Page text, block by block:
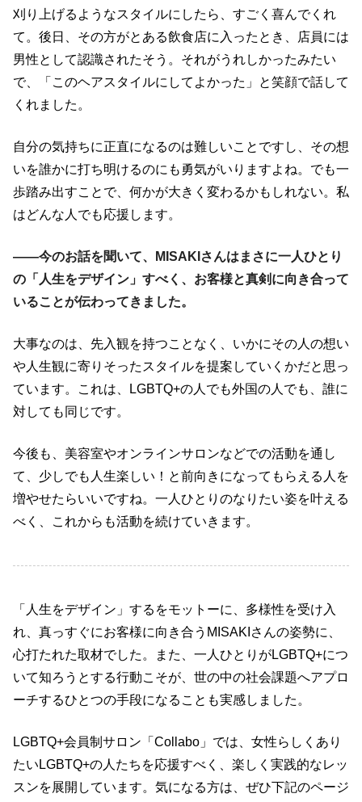
刈り上げるようなスタイルにしたら、すごく喜んでくれ
て。後日、その方がとある飲食店に入ったとき、店員には
男性として認識されたそう。それがうれしかったみたい
で、「このヘアスタイルにしてよかった」と笑顔で話して
くれました。
自分の気持ちに正直になるのは難しいことですし、その想
いを誰かに打ち明けるのにも勇気がいりますよね。でも一
歩踏み出すことで、何かが大きく変わるかもしれない。私
はどんな人でも応援します。
――今のお話を聞いて、MISAKIさんはまさに一人ひとり
の「人生をデザイン」すべく、お客様と真剣に向き合って
いることが伝わってきました。
大事なのは、先入観を持つことなく、いかにその人の想い
や人生観に寄りそったスタイルを提案していくかだと思っ
ています。これは、LGBTQ+の人でも外国の人でも、誰に
対しても同じです。
今後も、美容室やオンラインサロンなどでの活動を通し
て、少しでも人生楽しい！と前向きになってもらえる人を
増やせたらいいですね。一人ひとりのなりたい姿を叶える
べく、これからも活動を続けていきます。
「人生をデザイン」するをモットーに、多様性を受け入
れ、真っすぐにお客様に向き合うMISAKIさんの姿勢に、
心打たれた取材でした。また、一人ひとりがLGBTQ+につ
いて知ろうとする行動こそが、世の中の社会課題へアプロ
ーチするひとつの手段になることも実感しました。
LGBTQ+会員制サロン「Collabo」では、女性らしくあり
たいLGBTQ+の人たちを応援すべく、楽しく実践的なレッ
スンを展開しています。気になる方は、ぜひ下記のページ